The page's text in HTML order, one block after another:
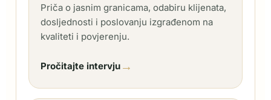
Priča o jasnim granicama, odabiru klijenata,
dosljednosti i poslovanju izgrađenom na
kvaliteti i povjerenju.
Pročitajte intervju →